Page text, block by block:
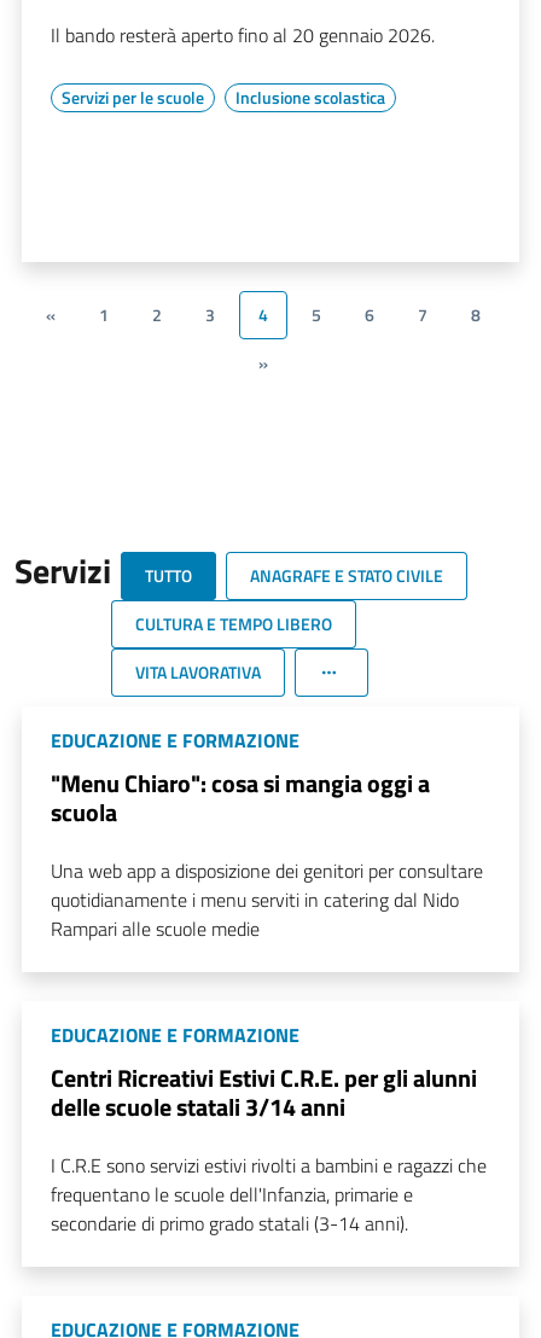
Il bando resterà aperto fino al 20 gennaio 2026.
Servizi per le scuole Inclusione scolastica
« 1 2 3 4 5 6 7
8
»
Servizi TUTTO
ANAGRAFE E STATO CIVILE
CULTURA E TEMPO LIBERO
VITA LAVORATIVA
EDUCAZIONE E FORMAZIONE
"Menu Chiaro": cosa si mangia oggi a
scuola
Una web app a disposizione dei genitori per consultare
quotidianamente i menu serviti in catering dal Nido
Rampari alle scuole medie
EDUCAZIONE E FORMAZIONE
Centri Ricreativi Estivi C.R.E. per gli alunni
delle scuole statali 3/14 anni
I C.R.E sono servizi estivi rivolti a bambini e ragazzi che
frequentano le scuole dell'Infanzia, primarie e
secondarie di primo grado statali (3-14 anni).
EDUCAZIONE E FORMAZIONE